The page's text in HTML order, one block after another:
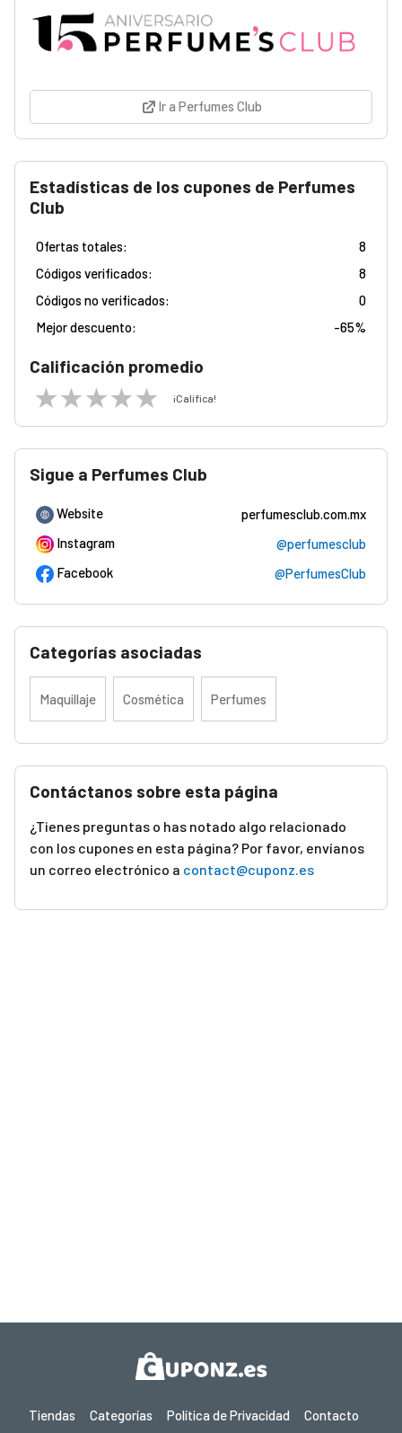
Ir a Perfumes Club
Estadísticas de los cupones de Perfumes
Club
Ofertas totales:
8
Códigos verificados:
8
Códigos no verificados:
0
Mejor descuento:
-65%
Calificación promedio
¡Califica!
Sigue a Perfumes Club
Website
perfumesclub.com.mx
Instagram
@perfumesclub
Facebook
@PerfumesClub
Categorías asociadas
Maquillaje Cosmética Perfumes
Contáctanos sobre esta página
¿Tienes preguntas o has notado algo relacionado
con los cupones en esta página? Por favor, envíanos
un correo electrónico a contact@cuponz.es
Tiendas Categorías Política de Privacidad
Contacto